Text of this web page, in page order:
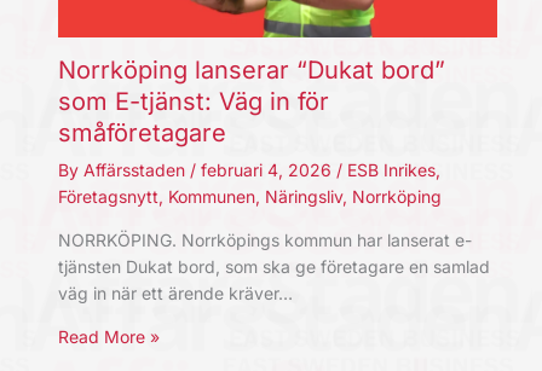
Norrköping lanserar “Dukat bord”
som E-tjänst: Väg in för
småföretagare
By Affärsstaden / februari 4, 2026 / ESB Inrikes,
Företagsnytt, Kommunen, Näringsliv, Norrköping
NORRKÖPING. Norrköpings kommun har lanserat e-
tjänsten Dukat bord, som ska ge företagare en samlad
väg in när ett ärende kräver…
Read More »